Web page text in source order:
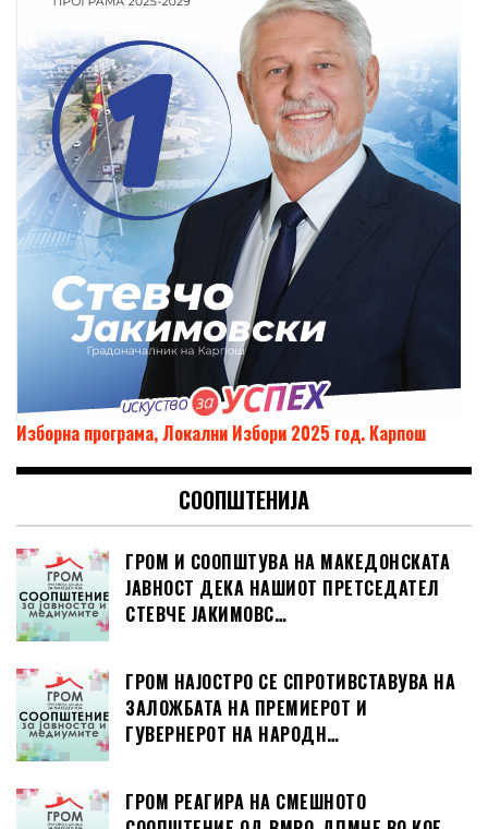
Изборна програма, Локални Избори 2025 год. Карпош
СООПШТЕНИЈА
ГРОМ И СООПШТУВА НА МАКЕДОНСКАТА
ЈАВНОСТ ДЕКА НАШИОТ ПРЕТСЕДАТЕЛ
СТЕВЧЕ ЈАКИМОВС…
ГРОМ НАЈОСТРО СЕ СПРОТИВСТАВУВА НА
ЗАЛОЖБАТА НА ПРЕМИЕРОТ И
ГУВЕРНЕРОТ НА НАРОДН…
ГРОМ РЕАГИРА НА СМЕШНОТО